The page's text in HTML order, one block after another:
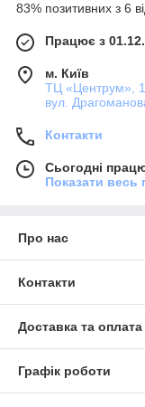
83% позитивних з 6
Працює з
м. Київ
ТЦ «Центрум», 1
вул.
Контакти
Сьогодні
Показати весь
Про нас
Контакти
Доставка та оплата
Графік роботи